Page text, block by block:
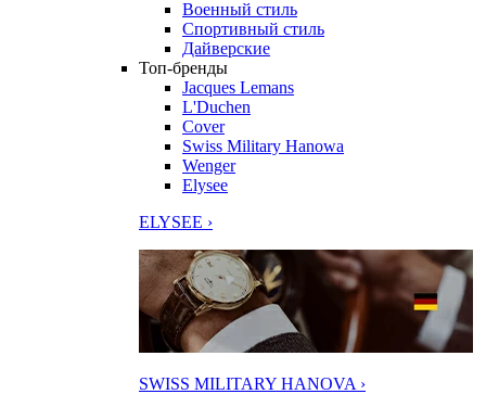
Военный стиль
Спортивный стиль
Дайверские
Топ-бренды
Jacques Lemans
L'Duchen
Cover
Swiss Military Hanowa
Wenger
Elysee
ELYSEE ›
SWISS MILITARY HANOVA ›